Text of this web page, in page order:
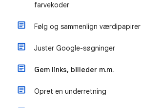
farvekoder
Følg og sammenlign værdipapirer
Juster Google-søgninger
Gem links, billeder m.m.
Opret en underretning